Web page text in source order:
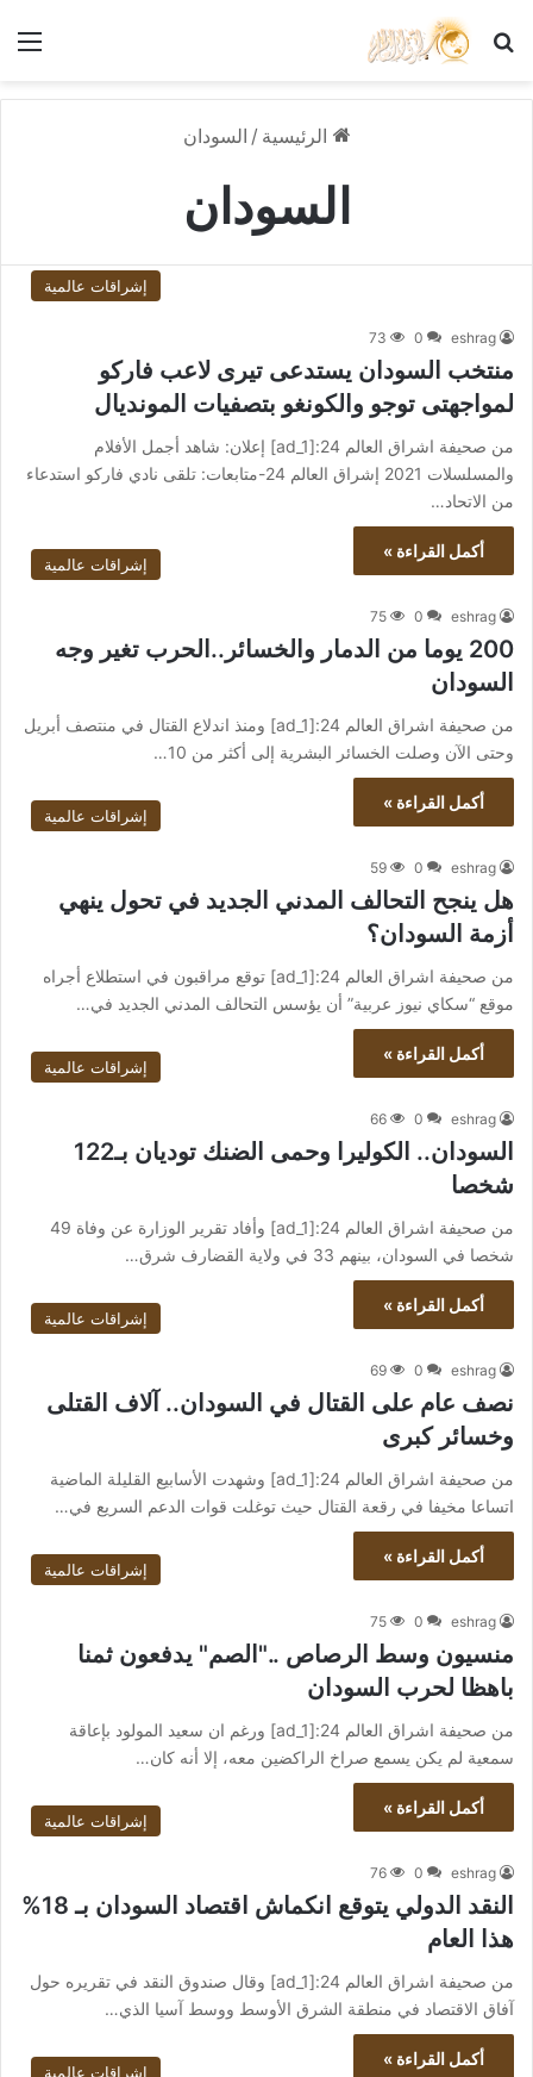
بحث عن
الرئيسية / السودان
السودان
إشراقات عالمية
eshrag
0
73
منتخب السودان يستدعى تيرى لاعب فاركو
لمواجهتى توجو والكونغو بتصفيات المونديال
من صحيفة اشراق العالم 24:[ad_1] إعلان: شاهد أجمل الأفلام
والمسلسلات 2021 إشراق العالم 24-متابعات: تلقى نادي فاركو استدعاء
من الاتحاد…
أكمل القراءة »
إشراقات عالمية
eshrag
0
75
200 يوما من الدمار والخسائر..الحرب تغير وجه
السودان
من صحيفة اشراق العالم 24:[ad_1] ومنذ اندلاع القتال في منتصف أبريل
وحتى الآن وصلت الخسائر البشرية إلى أكثر من 10…
أكمل القراءة »
إشراقات عالمية
eshrag
0
59
هل ينجح التحالف المدني الجديد في تحول ينهي
أزمة السودان؟
من صحيفة اشراق العالم 24:[ad_1] توقع مراقبون في استطلاع أجراه
موقع “سكاي نيوز عربية” أن يؤسس التحالف المدني الجديد في…
أكمل القراءة »
إشراقات عالمية
eshrag
0
66
السودان.. الكوليرا وحمى الضنك توديان بـ122
شخصا
من صحيفة اشراق العالم 24:[ad_1] وأفاد تقرير الوزارة عن وفاة 49
شخصا في السودان، بينهم 33 في ولاية القضارف شرق…
أكمل القراءة »
إشراقات عالمية
eshrag
0
69
نصف عام على القتال في السودان.. آلاف القتلى
وخسائر كبرى
من صحيفة اشراق العالم 24:[ad_1] وشهدت الأسابيع القليلة الماضية
اتساعا مخيفا في رقعة القتال حيث توغلت قوات الدعم السريع في…
أكمل القراءة »
إشراقات عالمية
eshrag
0
75
منسيون وسط الرصاص .."الصم" يدفعون ثمنا
باهظا لحرب السودان
من صحيفة اشراق العالم 24:[ad_1] ورغم ان سعيد المولود بإعاقة
سمعية لم يكن يسمع صراخ الراكضين معه، إلا أنه كان…
أكمل القراءة »
إشراقات عالمية
eshrag
0
76
النقد الدولي يتوقع انكماش اقتصاد السودان بـ 18%
هذا العام
من صحيفة اشراق العالم 24:[ad_1] وقال صندوق النقد في تقريره حول
آفاق الاقتصاد في منطقة الشرق الأوسط ووسط آسيا الذي…
أكمل القراءة »
إشراقات عالمية